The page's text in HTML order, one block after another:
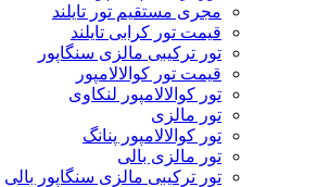
مجری مستقیم تور تایلند
قیمت تور کرابی تایلند
تور ترکیبی مالزی سنگاپور
قیمت تور کوالالامپور
تور کوالالامپور لنکاوی
تور مالزی
تور کوالالامپور پنانگ
تور مالزی بالی
تور ترکیبی مالزی سنگاپور بالی